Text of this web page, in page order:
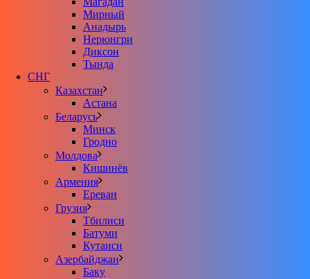
Мирный
Анадырь
Нерюнгри
Диксон
Тында
СНГ
Казахстан
Астана
Беларусь
Минск
Гродно
Молдова
Кишинёв
Армения
Ереван
Грузия
Тбилиси
Батуми
Кутаиси
Азербайджан
Баку